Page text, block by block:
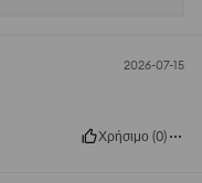
2026-07-15
Χρήσιμο (0)